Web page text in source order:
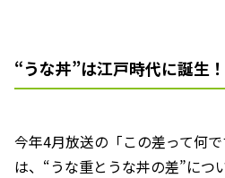
“うな丼”は江戸時代に誕生！
今年4月放送の「この差って何
は、“うな重とうな丼の差”につ